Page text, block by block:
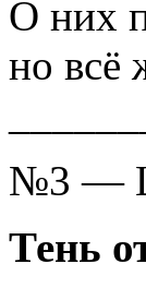
О них
но всё
№3 —
Тень